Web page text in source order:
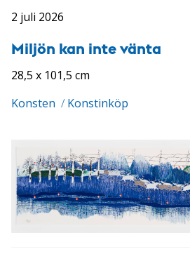
2 juli 2026
Miljön kan inte vänta
28,5 x 101,5 cm
Konsten / Konstinköp